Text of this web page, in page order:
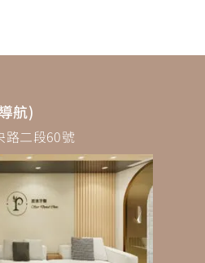
航)
路二段60號